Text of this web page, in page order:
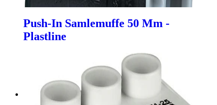
Push-In Samlemuffe 50 Mm -
Plastline